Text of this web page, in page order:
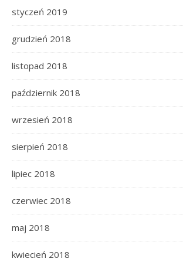
styczeń 2019
grudzień 2018
listopad 2018
październik 2018
wrzesień 2018
sierpień 2018
lipiec 2018
czerwiec 2018
maj 2018
kwiecień 2018